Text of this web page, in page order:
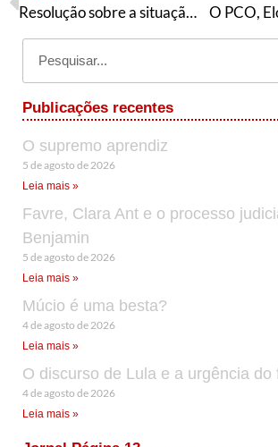
Resolução sobre a situação política – O tempo corre contra nós O PCO,
Publicações recentes
O supremo aprendiz
5 de agosto de 2026
Leia mais »
Favre, Clara Ant e o processo
Benjamin
5 de agosto de 2026
Leia mais »
Múcio é uma besta?
4 de agosto de 2026
Leia mais »
O discurso de Lula e a urgência do
4 de agosto de 2026
Leia mais »